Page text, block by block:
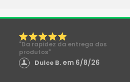
"Da rapidez da entrega dos
produtos"
Dulce B. em 6/8/26